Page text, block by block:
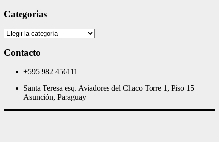
Categorias
Categorias
Contacto
+595 982 456111
Santa Teresa esq. Aviadores del Chaco Torre 1, Piso 15
Asunción, Paraguay